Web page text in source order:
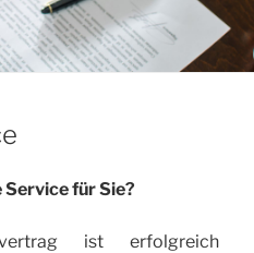
für Sie?
ist erfolgreich